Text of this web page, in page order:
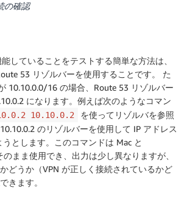
の確認
していることをテストする簡単な方法は、
53 リゾルバーを使用することです。 た
10.10.0.0/16 の場合、Route 53 リゾルバー
になります。例えば次のようなコマン
10.10.0.2
を使ってリゾルバを参照
のリゾルバーを使用して IP アドレス
とします。このコマンドは Mac と
まま使用でき、出力は少し異なりますが、
どうか（VPN が正しく接続されているかど
きます。